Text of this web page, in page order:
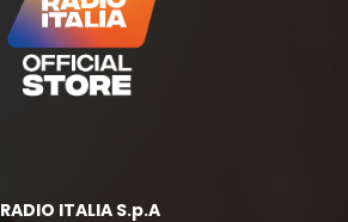
RADIO ITALIA S.p.A